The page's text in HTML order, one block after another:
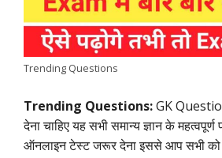
o
k
p
p
r
I
n
a
m
Trending Questions
Trending Questions:GK
देना चाहिए यह सभी समान्य ज्ञान के
ऑनलाइन टेस्ट जरूर देना इससे आप सभी को